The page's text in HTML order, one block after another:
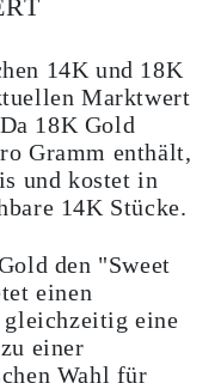
14K und 18K
Marktwert
18K Gold
Gramm enthält,
und kostet in
14K Stücke.
den "Sweet
einen
eine
einer
Wahl für